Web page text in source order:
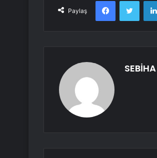
Paylaş